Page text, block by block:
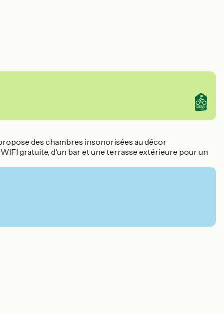
des chambres insonorisées au décor
gratuite, d'un bar et une terrasse extérieure pour un